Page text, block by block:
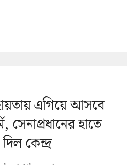
এগিয়ে আসবে
সেনাপ্রধানের হাতে
কেন্দ্র